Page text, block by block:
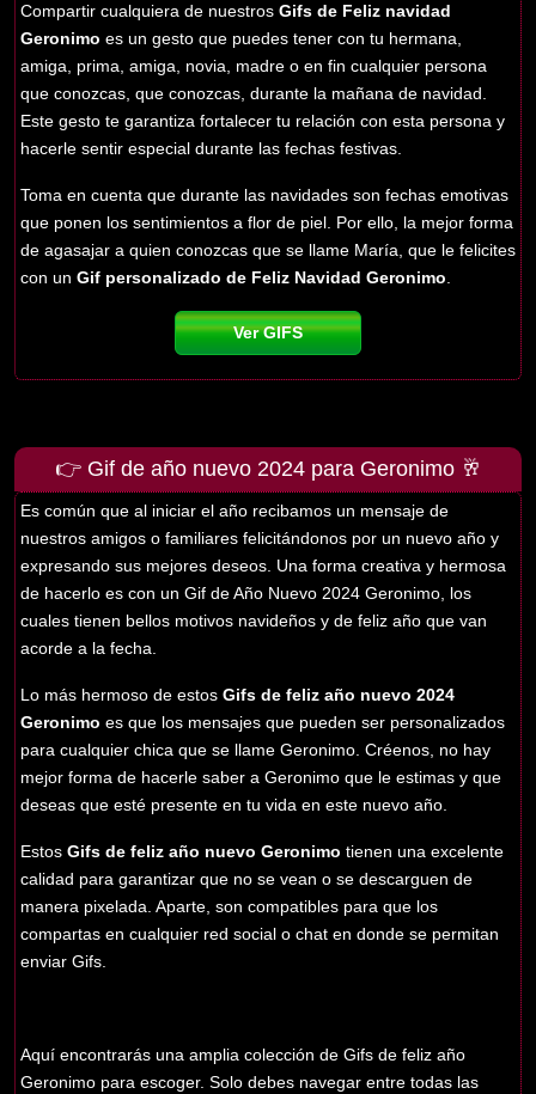
Compartir cualquiera de nuestros Gifs de Feliz navidad
Geronimo es un gesto que puedes tener con tu hermana,
amiga, prima, amiga, novia, madre o en fin cualquier persona
que conozcas, que conozcas, durante la mañana de navidad.
Este gesto te garantiza fortalecer tu relación con esta persona y
hacerle sentir especial durante las fechas festivas.
Toma en cuenta que durante las navidades son fechas emotivas
que ponen los sentimientos a flor de piel. Por ello, la mejor forma
de agasajar a quien conozcas que se llame María, que le felicites
con un Gif personalizado de Feliz Navidad Geronimo.
Ver GIFS
👉 Gif de año nuevo 2024 para Geronimo 🥂
Es común que al iniciar el año recibamos un mensaje de
nuestros amigos o familiares felicitándonos por un nuevo año y
expresando sus mejores deseos. Una forma creativa y hermosa
de hacerlo es con un Gif de Año Nuevo 2024 Geronimo, los
cuales tienen bellos motivos navideños y de feliz año que van
acorde a la fecha.
Lo más hermoso de estos Gifs de feliz año nuevo 2024
Geronimo es que los mensajes que pueden ser personalizados
para cualquier chica que se llame Geronimo. Créenos, no hay
mejor forma de hacerle saber a Geronimo que le estimas y que
deseas que esté presente en tu vida en este nuevo año.
Estos Gifs de feliz año nuevo Geronimo tienen una excelente
calidad para garantizar que no se vean o se descarguen de
manera pixelada. Aparte, son compatibles para que los
compartas en cualquier red social o chat en donde se permitan
enviar Gifs.
Aquí encontrarás una amplia colección de Gifs de feliz año
Geronimo para escoger. Solo debes navegar entre todas las